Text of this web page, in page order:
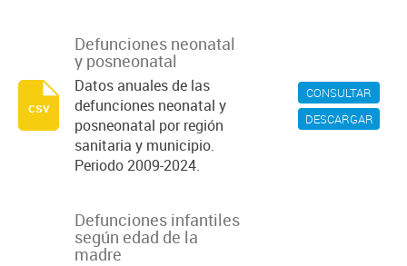
CONSULTAR
DESCARGAR
Defunciones neonatal
y posneonatal
Datos anuales de las
defunciones neonatal y
posneonatal por región
sanitaria y municipio.
Periodo 2009-2024.
csv
Defunciones infantiles
según edad de la
madre